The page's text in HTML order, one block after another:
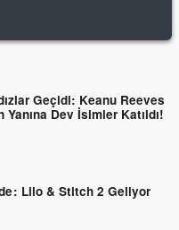
Geçidi: Keanu Reeves
Yanına Dev İsimler Katıldı!
Lilo & Stitch 2 Geliyor